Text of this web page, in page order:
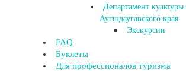
Департамент
Аугшдаугавского края
Экскурсии
FAQ
Буклеты
Для профессионалов туризма